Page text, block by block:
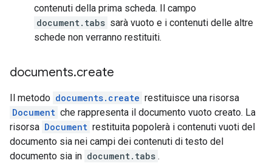
contenuti della prima scheda. Il campo
document.tabs sarà vuoto e i contenuti delle altre
schede non verranno restituiti.
documents.create
Il metodo documents.create restituisce una risorsa
Document che rappresenta il documento vuoto creato. La
risorsa Document restituita popolerà i contenuti vuoti del
documento sia nei campi dei contenuti di testo del
documento sia in document.tabs .